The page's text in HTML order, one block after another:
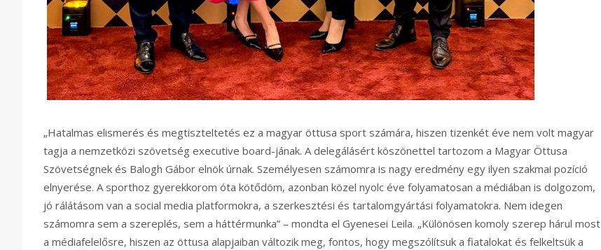
„Hatalmas elismerés és megtiszteltetés ez a magyar öttusa sport számára, hiszen tizenkét éve nem volt magyar
tagja a nemzetközi szövetség executive board-jának. A delegálásért köszönettel tartozom a Magyar Öttusa
Szövetségnek és Balogh Gábor elnök úrnak. Személyesen számomra is nagy eredmény egy ilyen szakmai pozíció
elnyerése. A sporthoz gyerekkorom óta kötődöm, azonban közel nyolc éve folyamatosan a médiában is dolgozom,
jó rálátásom van a social media platformokra, a szerkesztési és tartalomgyártási folyamatokra. Nem idegen
számomra sem a szereplés, sem a háttérmunka” – mondta el Gyenesei Leila. „Különösen komoly szerep hárul most
a médiafelelősre, hiszen az öttusa alapjaiban változik meg, fontos, hogy megszólítsuk a fiatalokat és felkeltsük a